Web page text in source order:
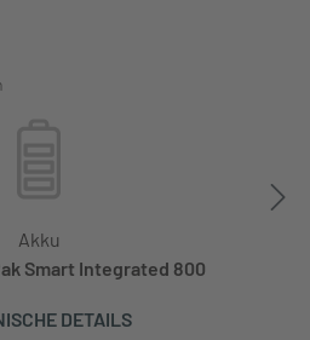
Akku
Smart Integrated 800
DETAILS